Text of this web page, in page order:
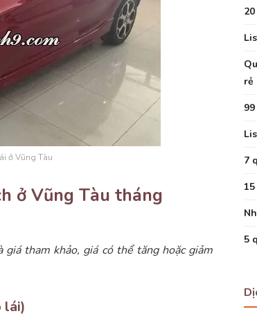
ở Vũng Tàu
ở Vũng Tàu tháng
tham khảo, giá có thể tăng hoặc giảm
lái)
rẻ
7
5